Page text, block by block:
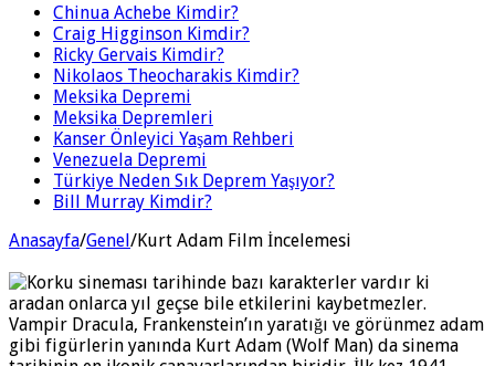
Chinua Achebe Kimdir?
Craig Higginson Kimdir?
Ricky Gervais Kimdir?
Nikolaos Theocharakis Kimdir?
Meksika Depremi
Meksika Depremleri
Kanser Önleyici Yaşam Rehberi
Venezuela Depremi
Türkiye Neden Sık Deprem Yaşıyor?
Bill Murray Kimdir?
Anasayfa/Genel/Kurt Adam Film İncelemesi